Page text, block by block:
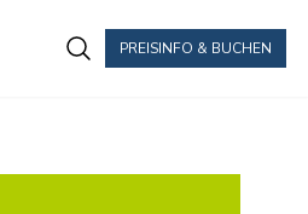
PREISINFO & BUCHEN